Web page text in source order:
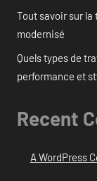
Tout savoir sur
modernisé
Quels types de
performance et
Recent
A WordPress